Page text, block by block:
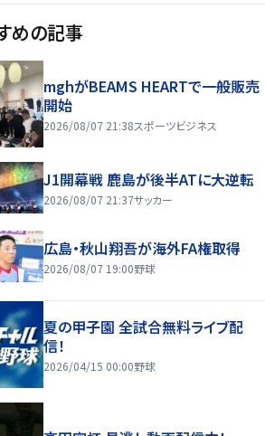
めの記事
mghがBEAMS HEARTで一般販売
開始
2026/08/07 21:38スポーツビジネス
J1開幕戦 鹿島が後半ATに大逆転
2026/08/07 21:37サッカー
広島・秋山翔吾が海外FA権取得
2026/08/07 19:00野球
夏の甲子園 全試合無料ライブ配
信！
2026/04/15 00:00野球